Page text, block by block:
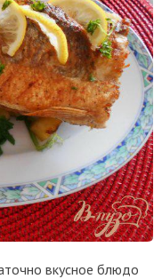
вкусное блюдо